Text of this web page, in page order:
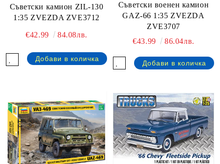
Съветски камион ZIL-130
1:35 ZVEZDA ZVE3712
€42.99 84.08лв.
Съветски военен камион
GAZ-66 1:35 ZVEZDA
ZVE3707
€43.99
86.04лв.